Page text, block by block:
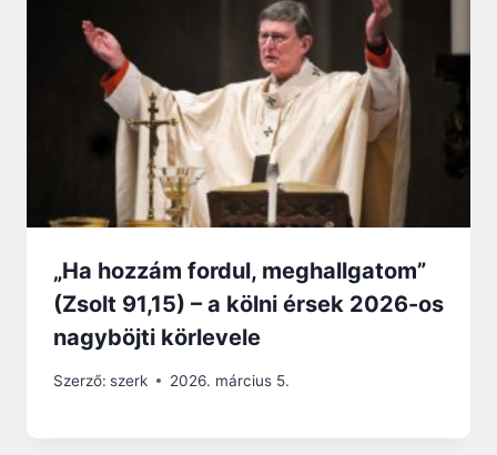
„Ha hozzám fordul, meghallgatom”
(Zsolt 91,15) – a kölni érsek 2026-os
nagyböjti körlevele
Szerző: szerk 2026. március 5.